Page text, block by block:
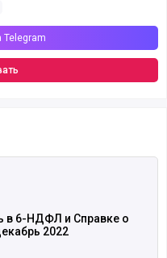
Telegram
в 6-НДФЛ и Справке о
2022